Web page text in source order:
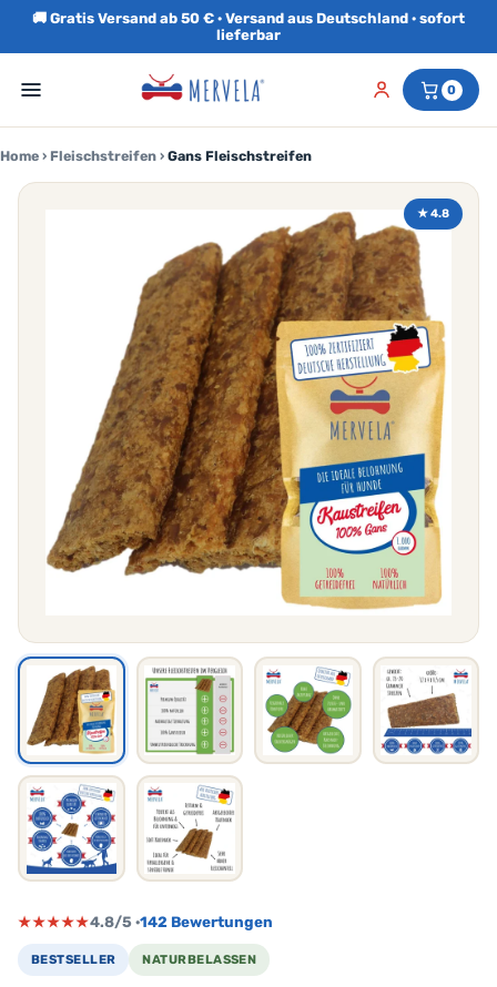
🚚 Gratis Versand ab 50 € · Versand aus Deutschland · sofort
lieferbar
0
Home › Fleischstreifen › Gans Fleischstreifen
★ 4.8
★★★★★4.8/5 ·142 Bewertungen
BESTSELLER NATURBELASSEN